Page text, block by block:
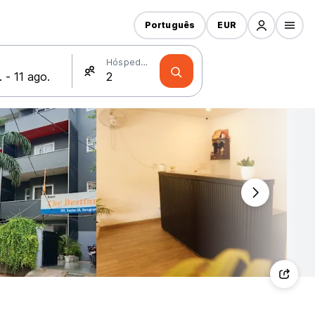
Hóspedes
Português EUR